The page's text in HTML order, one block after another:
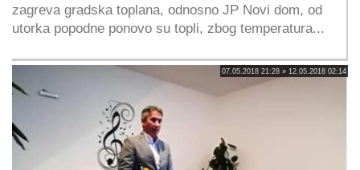
zagreva gradska toplana, odnosno JP Novi dom, od
utorka popodne ponovo su topli, zbog temperatura...
07.05.2018 21:28 » 12.05.2018 02:14